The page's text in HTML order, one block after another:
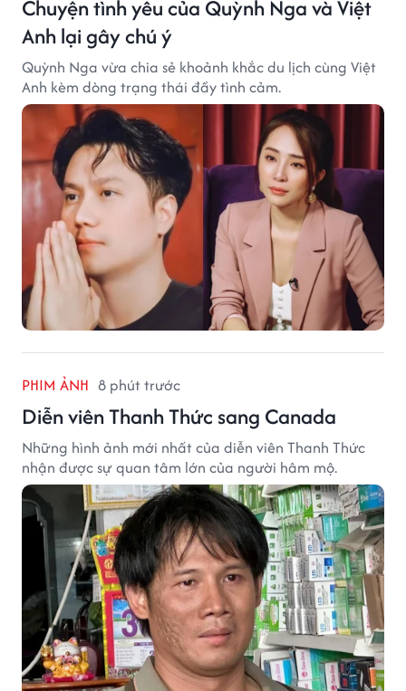
Chuyện tình yêu của Quỳnh Nga và Việt
Anh lại gây chú ý
Quỳnh Nga vừa chia sẻ khoảnh khắc du lịch cùng Việt
Anh kèm dòng trạng thái đầy tình cảm.
PHIM ẢNH 8 phút trước
Diễn viên Thanh Thức sang Canada
Những hình ảnh mới nhất của diễn viên Thanh Thức
nhận được sự quan tâm lớn của người hâm mộ.